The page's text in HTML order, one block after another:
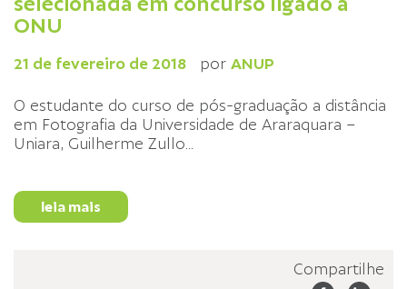
selecionada em concurso ligado à
ONU
21 de fevereiro de 2018 por ANUP
O estudante do curso de pós-graduação a distância
em Fotografia da Universidade de Araraquara –
Uniara, Guilherme Zullo...
leia mais
Compartilhe